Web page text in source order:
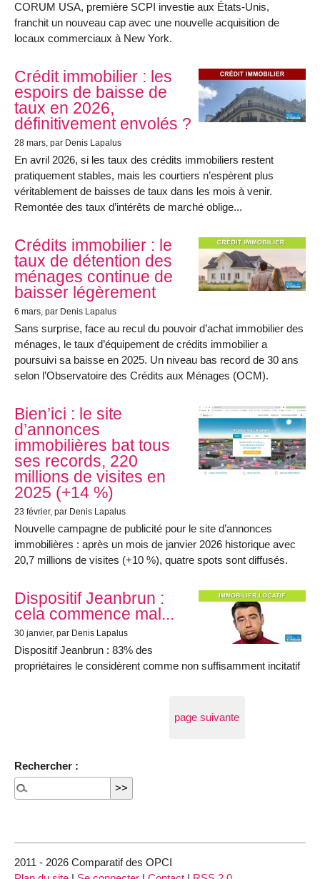
CORUM USA, première SCPI investie aux États-Unis,
franchit un nouveau cap avec une nouvelle acquisition de
locaux commerciaux à New York.
Crédit immobilier : les
espoirs de baisse de
taux en 2026,
définitivement envolés ?
28 mars, par Denis Lapalus
En avril 2026, si les taux des crédits immobiliers restent
pratiquement stables, mais les courtiers n’espèrent plus
véritablement de baisses de taux dans les mois à venir.
Remontée des taux d’intérêts de marché oblige...
Crédits immobilier : le
taux de détention des
ménages continue de
baisser légèrement
6 mars, par Denis Lapalus
Sans surprise, face au recul du pouvoir d’achat immobilier des
ménages, le taux d’équipement de crédits immobilier a
poursuivi sa baisse en 2025. Un niveau bas record de 30 ans
selon l’Observatoire des Crédits aux Ménages (OCM).
Bien’ici : le site
d’annonces
immobilières bat tous
ses records, 220
millions de visites en
2025 (+14 %)
23 février, par Denis Lapalus
Nouvelle campagne de publicité pour le site d’annonces
immobilières : après un mois de janvier 2026 historique avec
20,7 millions de visites (+10 %), quatre spots sont diffusés.
Dispositif Jeanbrun :
cela commence mal...
30 janvier, par Denis Lapalus
Dispositif Jeanbrun : 83% des
propriétaires le considèrent comme non suffisamment incitatif
page suivante
Rechercher :
2011 - 2026 Comparatif des OPCI